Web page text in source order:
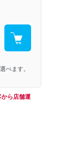
べます。
ら店舗運